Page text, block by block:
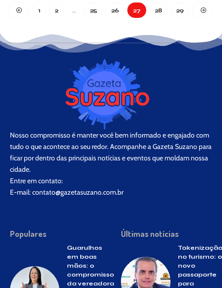
1 2 25 26 27 28 29
Nosso compromisso é manter você bem informado e engajado com
tudo o que acontece ao seu redor. Acompanhe a Gazeta Suzano para
ficar por dentro das principais notícias e eventos que moldam nossa
cidade.
Entre em contato:
E-mail:contato@gazetasuzano.com.br
Populares
Guarulhos
em boas
mãos: o
compromisso
da vereadora
Últimas notícias
Tokenização
no turismo: o
novo
passaporte
para